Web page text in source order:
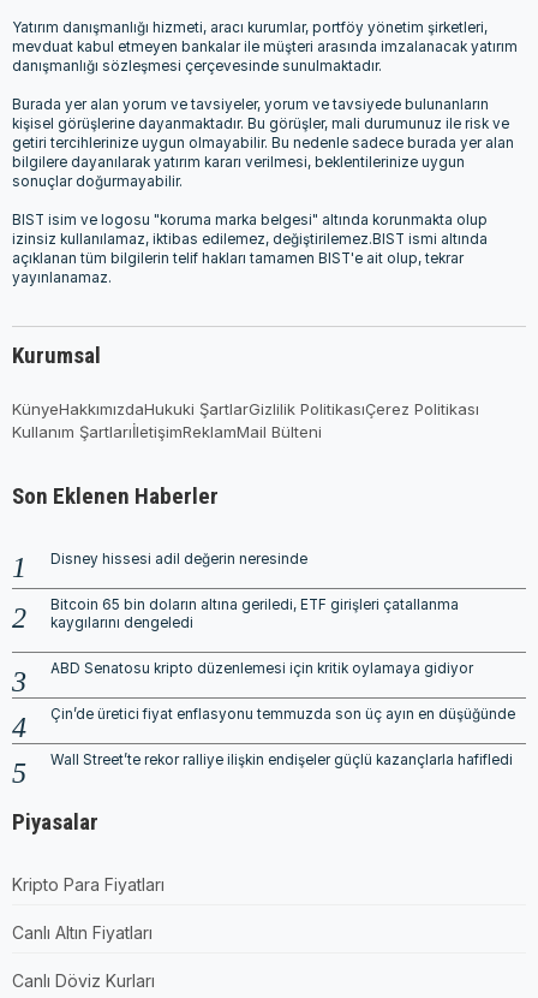
Yatırım danışmanlığı hizmeti, aracı kurumlar, portföy yönetim şirketleri,
mevduat kabul etmeyen bankalar ile müşteri arasında imzalanacak yatırım
danışmanlığı sözleşmesi çerçevesinde sunulmaktadır.
Burada yer alan yorum ve tavsiyeler, yorum ve tavsiyede bulunanların
kişisel görüşlerine dayanmaktadır. Bu görüşler, mali durumunuz ile risk ve
getiri tercihlerinize uygun olmayabilir. Bu nedenle sadece burada yer alan
bilgilere dayanılarak yatırım kararı verilmesi, beklentilerinize uygun
sonuçlar doğurmayabilir.
BIST isim ve logosu "koruma marka belgesi" altında korunmakta olup
izinsiz kullanılamaz, iktibas edilemez, değiştirilemez.BIST ismi altında
açıklanan tüm bilgilerin telif hakları tamamen BIST'e ait olup, tekrar
yayınlanamaz.
Kurumsal
KünyeHakkımızdaHukuki ŞartlarGizlilik PolitikasıÇerez Politikası
Kullanım ŞartlarıİletişimReklamMail Bülteni
Son Eklenen Haberler
Disney hissesi adil değerin neresinde
Bitcoin 65 bin doların altına geriledi, ETF girişleri çatallanma
kaygılarını dengeledi
ABD Senatosu kripto düzenlemesi için kritik oylamaya gidiyor
Çin’de üretici fiyat enflasyonu temmuzda son üç ayın en düşüğünde
Wall Street’te rekor ralliye ilişkin endişeler güçlü kazançlarla hafifledi
Piyasalar
Kripto Para Fiyatları
Canlı Altın Fiyatları
Canlı Döviz Kurları